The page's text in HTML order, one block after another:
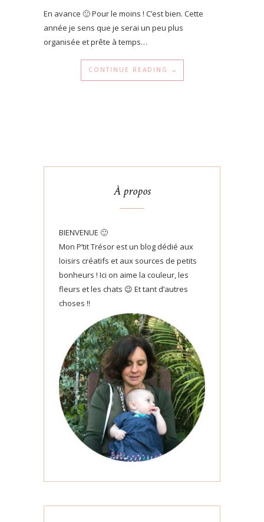
En avance 🙂 Pour le moins ! C’est bien. Cette
année je sens que je serai un peu plus
organisée et prête à temps…
CONTINUE READING →
À propos
BIENVENUE 🙂
Mon P’tit Trésor est un blog dédié aux
loisirs créatifs et aux sources de petits
bonheurs ! Ici on aime la couleur, les
fleurs et les chats 😉 Et tant d’autres
choses !!